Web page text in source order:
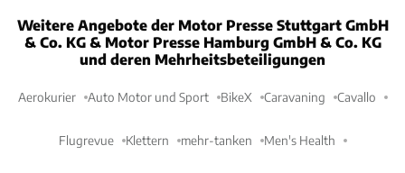
Weitere Angebote der Motor Presse Stuttgart GmbH
& Co. KG & Motor Presse Hamburg GmbH & Co. KG
und deren Mehrheitsbeteiligungen
Aerokurier Auto Motor und Sport BikeX Caravaning Cavallo
Flugrevue Klettern mehr-tanken Men's Health